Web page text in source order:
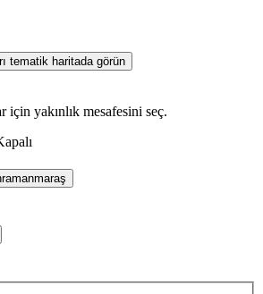
tematik haritada görün
için yakınlık mesafesini seç.